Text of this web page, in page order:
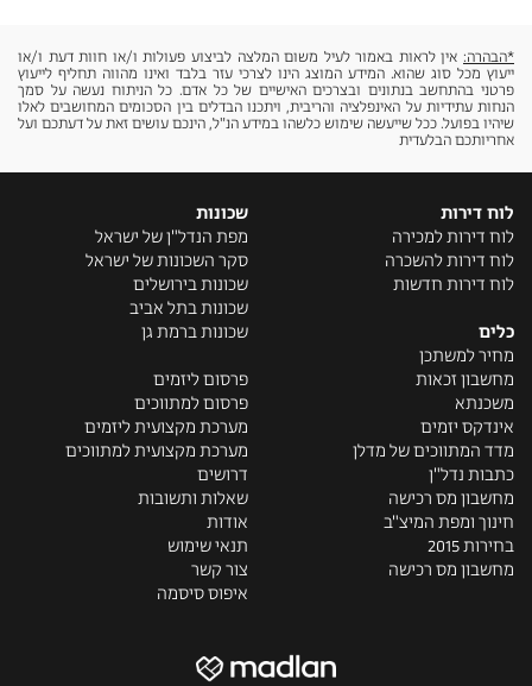
*הבהרה: אין לראות באמור לעיל משום המלצה לביצוע פעולות ו/או חוות דעת ו/או
ייעוץ מכל סוג שהוא. המידע המוצג הינו לצרכי עזר בלבד ואינו מהווה תחליף לייעוץ
פרטני בהתחשב בנתונים ובצרכים האישיים של כל אדם. כל הניתוח נעשה על סמך
הנחות עתידיות על האינפלציה והריבית, ויתכנו הבדלים בין הסכומים המחושבים לאלו
שיהיו בפועל. ככל שייעשה שימוש כלשהו במידע הנ"ל, הינכם עושים זאת על דעתכם ועל
אחריותכם הבלעדית
לוח דירות
לוח דירות למכירה
לוח דירות להשכרה
לוח דירות חדשות
כלים
מחיר למשתכן
מחשבון זכאות
משכנתא
אינדקס יזמים
מדד המתווכים של מדלן
כתבות נדל"ן
מחשבון מס רכישה
חינוך ומפת המיצ"ב
בחירות 2015
מחשבון מס רכישה
שכונות
מפת הנדל"ן של ישראל
סקר השכונות של ישראל
שכונות בירושלים
שכונות בתל אביב
שכונות ברמת גן
פרסום ליזמים
פרסום למתווכים
מערכת מקצועית ליזמים
מערכת מקצועית למתווכים
דרושים
שאלות ותשובות
אודות
תנאי שימוש
צור קשר
איפוס סיסמה